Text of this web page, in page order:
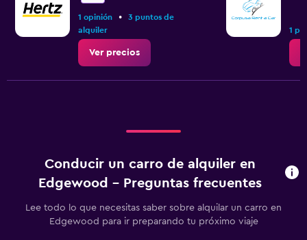
1 opinión •
3 puntos de
alquiler
Ver precios
1
Conducir un carro de alquiler en
Edgewood - Preguntas frecuentes
Lee todo lo que necesitas saber sobre alquilar un carro en
Edgewood para ir preparando tu próximo viaje